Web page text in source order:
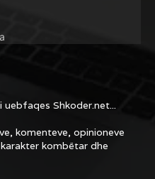
uebfaqes Shkoder.net...
komenteve, opinioneve
kombëtar dhe